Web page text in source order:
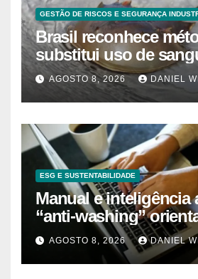
GESTÃO DE RISCOS E SEGURANÇA
Brasil reconhece
substitui uso de
caranguejo-ferradura
farmacêuticos
AGOSTO 8, 2026 DANIEL
ESG E SUSTENTABILIDADE
Manual e inteligência
“anti-washing”
empresas
AGOSTO 8, 2026 DANIEL